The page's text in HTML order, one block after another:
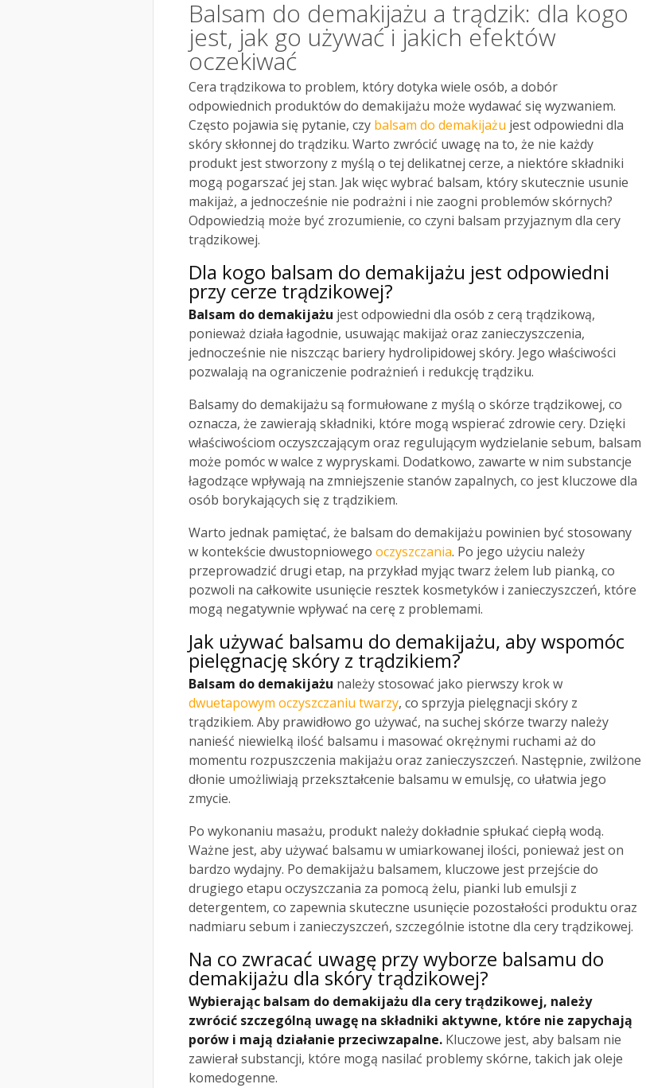
Balsam do demakijażu a trądzik: dla kogo
jest, jak go używać i jakich efektów
oczekiwać
Cera trądzikowa to problem, który dotyka wiele osób, a dobór
odpowiednich produktów do demakijażu może wydawać się wyzwaniem.
Często pojawia się pytanie, czy balsam do demakijażu jest odpowiedni dla
skóry skłonnej do trądziku. Warto zwrócić uwagę na to, że nie każdy
produkt jest stworzony z myślą o tej delikatnej cerze, a niektóre składniki
mogą pogarszać jej stan. Jak więc wybrać balsam, który skutecznie usunie
makijaż, a jednocześnie nie podrażni i nie zaogni problemów skórnych?
Odpowiedzią może być zrozumienie, co czyni balsam przyjaznym dla cery
trądzikowej.
Dla kogo balsam do demakijażu jest odpowiedni
przy cerze trądzikowej?
Balsam do demakijażu jest odpowiedni dla osób z cerą trądzikową,
ponieważ działa łagodnie, usuwając makijaż oraz zanieczyszczenia,
jednocześnie nie niszcząc bariery hydrolipidowej skóry. Jego właściwości
pozwalają na ograniczenie podrażnień i redukcję trądziku.
Balsamy do demakijażu są formułowane z myślą o skórze trądzikowej, co
oznacza, że zawierają składniki, które mogą wspierać zdrowie cery. Dzięki
właściwościom oczyszczającym oraz regulującym wydzielanie sebum, balsam
może pomóc w walce z wypryskami. Dodatkowo, zawarte w nim substancje
łagodzące wpływają na zmniejszenie stanów zapalnych, co jest kluczowe dla
osób borykających się z trądzikiem.
Warto jednak pamiętać, że balsam do demakijażu powinien być stosowany
w kontekście dwustopniowego oczyszczania. Po jego użyciu należy
przeprowadzić drugi etap, na przykład myjąc twarz żelem lub pianką, co
pozwoli na całkowite usunięcie resztek kosmetyków i zanieczyszczeń, które
mogą negatywnie wpływać na cerę z problemami.
Jak używać balsamu do demakijażu, aby wspomóc
pielęgnację skóry z trądzikiem?
Balsam do demakijażu należy stosować jako pierwszy krok w
dwuetapowym oczyszczaniu twarzy, co sprzyja pielęgnacji skóry z
trądzikiem. Aby prawidłowo go używać, na suchej skórze twarzy należy
nanieść niewielką ilość balsamu i masować okrężnymi ruchami aż do
momentu rozpuszczenia makijażu oraz zanieczyszczeń. Następnie, zwilżone
dłonie umożliwiają przekształcenie balsamu w emulsję, co ułatwia jego
zmycie.
Po wykonaniu masażu, produkt należy dokładnie spłukać ciepłą wodą.
Ważne jest, aby używać balsamu w umiarkowanej ilości, ponieważ jest on
bardzo wydajny. Po demakijażu balsamem, kluczowe jest przejście do
drugiego etapu oczyszczania za pomocą żelu, pianki lub emulsji z
detergentem, co zapewnia skuteczne usunięcie pozostałości produktu oraz
nadmiaru sebum i zanieczyszczeń, szczególnie istotne dla cery trądzikowej.
Na co zwracać uwagę przy wyborze balsamu do
demakijażu dla skóry trądzikowej?
Wybierając balsam do demakijażu dla cery trądzikowej, należy
zwrócić szczególną uwagę na składniki aktywne, które nie zapychają
porów i mają działanie przeciwzapalne. Kluczowe jest, aby balsam nie
zawierał substancji, które mogą nasilać problemy skórne, takich jak oleje
komedogenne.